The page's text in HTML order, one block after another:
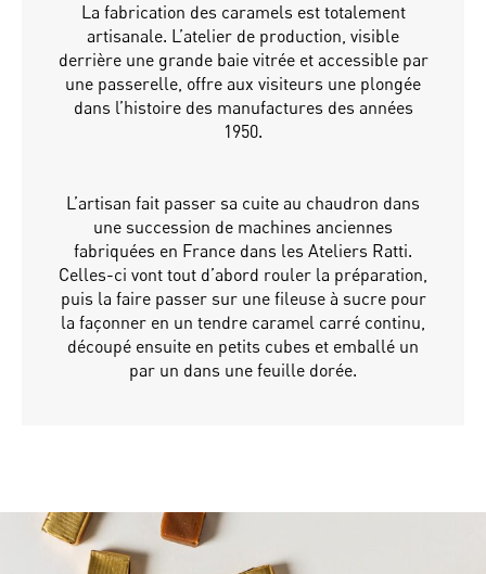
La fabrication des caramels est totalement
artisanale. L’atelier de production, visible
derrière une grande baie vitrée et accessible par
une passerelle, offre aux visiteurs une plongée
dans l’histoire des manufactures des années
1950.
L’artisan fait passer sa cuite au chaudron dans
une succession de machines anciennes
fabriquées en France dans les Ateliers Ratti.
Celles-ci vont tout d’abord rouler la préparation,
puis la faire passer sur une fileuse à sucre pour
la façonner en un tendre caramel carré continu,
découpé ensuite en petits cubes et emballé un
par un dans une feuille dorée.